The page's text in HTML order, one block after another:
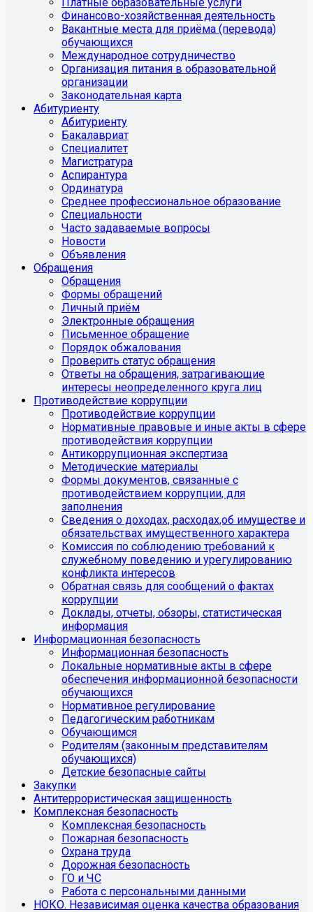
Финансово-хозяйственная деятельность
Вакантные места для приёма (перевода)
обучающихся
Международное сотрудничество
Организация питания в образовательной
организации
Законодательная карта
Абитуриенту
Абитуриенту
Бакалавриат
Специалитет
Магистратура
Аспирантура
Ординатура
Среднее профессиональное образование
Специальности
Часто задаваемые вопросы
Новости
Объявления
Обращения
Обращения
Формы обращений
Личный приём
Электронные обращения
Письменное обращение
Порядок обжалования
Проверить статус обращения
Ответы на обращения, затрагивающие
интересы неопределенного круга лиц
Противодействие коррупции
Противодействие коррупции
Нормативные правовые и иные акты в сфере
противодействия коррупции
Антикоррупционная экспертиза
Методические материалы
Формы документов, связанные с
противодействием коррупции, для
заполнения
Сведения о доходах, расходах,об имуществе и
обязательствах имущественного характера
Комиссия по соблюдению требований к
служебному поведению и урегулированию
конфликта интересов
Обратная связь для сообщений о фактах
коррупции
Доклады, отчеты, обзоры, статистическая
информация
Информационная безопасность
Информационная безопасность
Локальные нормативные акты в сфере
обеспечения информационной безопасности
обучающихся
Нормативное регулирование
Педагогическим работникам
Обучающимся
Родителям (законным представителям
обучающихся)
Детские безопасные сайты
Закупки
Антитеррористическая защищенность
Комплексная безопасность
Комплексная безопасность
Пожарная безопасность
Охрана труда
Дорожная безопасность
ГО и ЧС
Работа с персональными данными
НОКО. Независимая оценка качества образования